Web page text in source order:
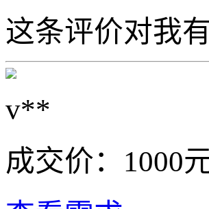
这条评价对我
v**
成交价： 1000